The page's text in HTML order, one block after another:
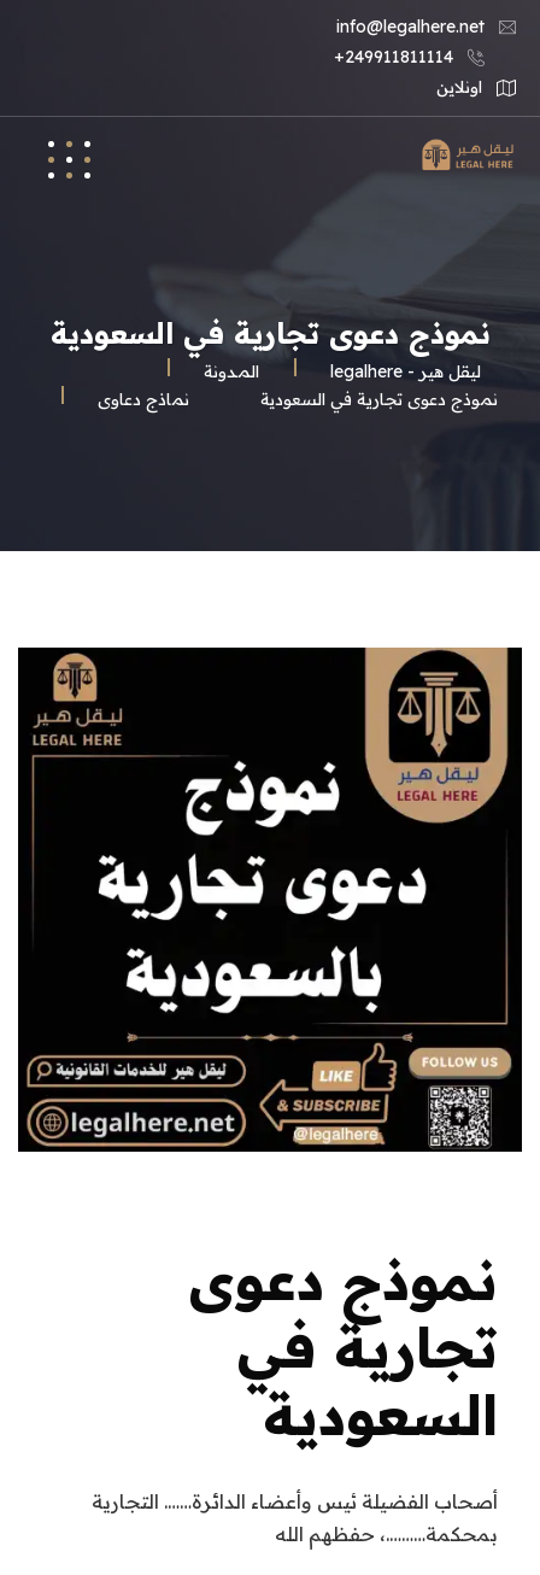
info@legalhere.net
249911811114+
اونلاين
نموذج دعوى تجارية في السعودية
ليقل هير - legalhere
المـدونة
نماذج دعاوى
نموذج دعوى تجارية في السعودية
نموذج دعوى
تجارية في
السعودية
أصحاب الفضيلة ئيس وأعضاء الدائرة……. التجارية
بمحكمة……….، حفظهم الله